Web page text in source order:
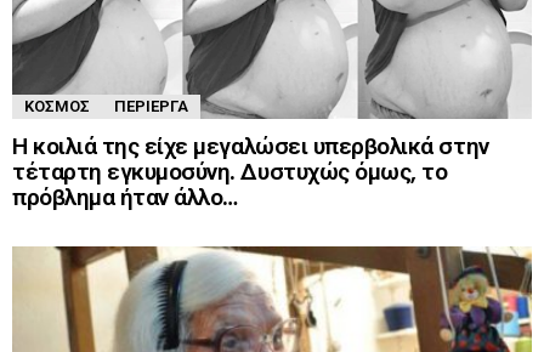
ΚΌΣΜΟΣ ΠΕΡΊΕΡΓΑ
Η κοιλιά της είχε μεγαλώσει υπερβολικά στην
τέταρτη εγκυμοσύνη. Δυστυχώς όμως, το
πρόβλημα ήταν άλλο…